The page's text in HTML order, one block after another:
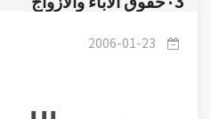
2006-01-23